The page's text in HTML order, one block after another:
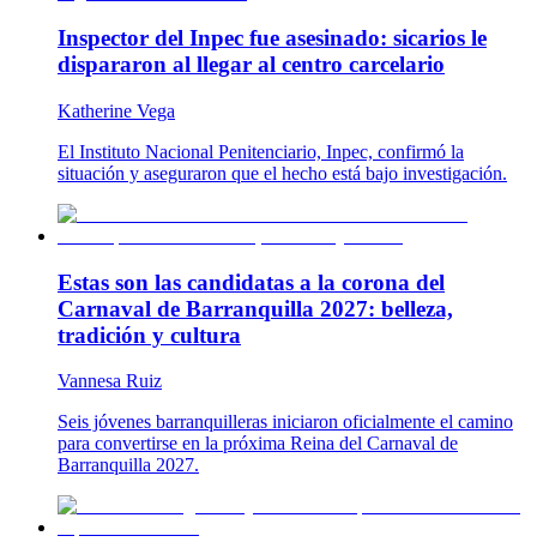
Inspector del Inpec fue asesinado: sicarios le
dispararon al llegar al centro carcelario
Katherine Vega
El Instituto Nacional Penitenciario, Inpec, confirmó la
situación y aseguraron que el hecho está bajo investigación.
Estas son las candidatas a la corona del
Carnaval de Barranquilla 2027: belleza,
tradición y cultura
Vannesa Ruiz
Seis jóvenes barranquilleras iniciaron oficialmente el camino
para convertirse en la próxima Reina del Carnaval de
Barranquilla 2027.